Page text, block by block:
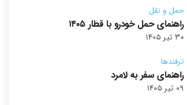
حمل و نقل
راهنمای حمل خودرو با قطار ۱۴۰۵
۳۰ تیر ۱۴۰۵
ترفندها
راهنمای سفر به لامرد
۰۹ تیر ۱۴۰۵